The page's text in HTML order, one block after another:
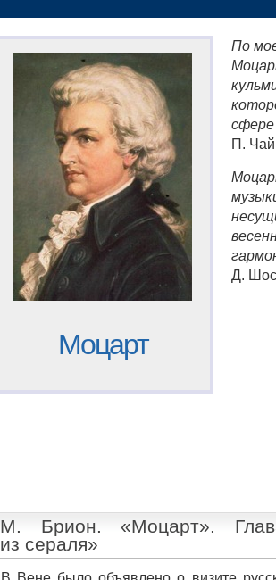
Моцарт
По
П.
Д.
М. Брион. «Моцарт».
из сераля»